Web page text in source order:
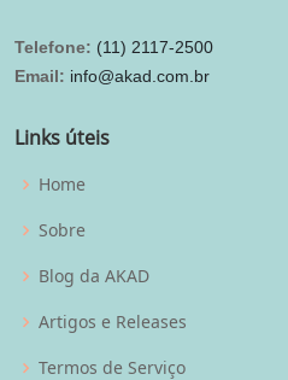
Telefone: (11) 2117-2500
Email: info@akad.com.br
Links úteis
Home
Sobre
Blog da AKAD
Artigos e Releases
Termos de Serviço